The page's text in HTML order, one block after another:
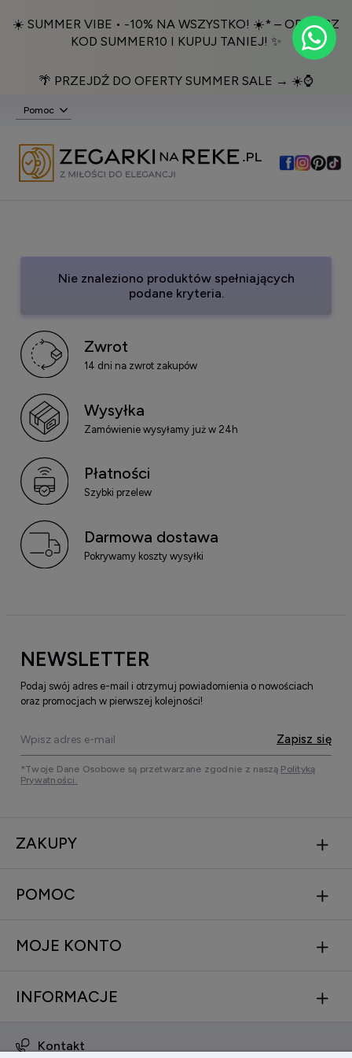
☀️ SUMMER VIBE • -10% NA WSZYSTKO! ☀️* – ODBIERZ
KOD SUMMER10 I KUPUJ TANIEJ! ✨
🌴 PRZEJDŹ DO OFERTY SUMMER SALE → ☀️⌚️
Pomoc
Nie znaleziono produktów spełniających
podane kryteria.
Zwrot
14 dni na zwrot zakupów
Wysyłka
Zamówienie wysyłamy już w 24h
Płatności
Szybki przelew
Darmowa dostawa
Pokrywamy koszty wysyłki
NEWSLETTER
Podaj swój adres e-mail i otrzymuj powiadomienia o nowościach
oraz promocjach w pierwszej kolejności!
Zapisz się
*Twoje Dane Osobowe są przetwarzane zgodnie z naszą Polityką
Prywatności.
ZAKUPY
POMOC
MOJE KONTO
INFORMACJE
Kontakt